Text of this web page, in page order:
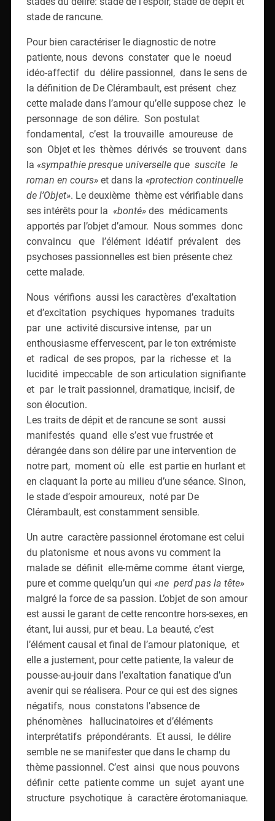
stade de rancune.
Pour bien caractériser le diagnostic de notre
patiente, nous devons constater que le noeud
idéo-affectif du délire passionnel, dans le sens de
la définition de De Clérambault, est présent chez
cette malade dans l’amour qu’elle suppose chez le
personnage de son délire. Son postulat
fondamental, c’est la trouvaille amoureuse de
son Objet et les thèmes dérivés se trouvent dans
la «sympathie presque universelle que suscite le
roman en cours»et dans la «protection continuelle
de l’Objet». Le deuxième thème est vérifiable dans
ses intérêts pour la «bonté»des médicaments
apportés par l’objet d’amour. Nous sommes donc
convaincu que l’élément idéatif prévalent des
psychoses passionnelles est bien présente chez
cette malade.
Nous vérifions aussi les caractères d’exaltation
et d’excitation psychiques hypomanes traduits
par une activité discursive intense, par un
enthousiasme effervescent, par le ton extrémiste
et radical de ses propos, par la richesse et la
lucidité impeccable de son articulation signifiante
et par le trait passionnel, dramatique, incisif, de
son élocution.
Les traits de dépit et de rancune se sont aussi
manifestés quand elle s’est vue frustrée et
dérangée dans son délire par une intervention de
notre part, moment où elle est partie en hurlant et
en claquant la porte au milieu d’une séance. Sinon,
le stade d’espoir amoureux, noté par De
Clérambault, est constamment sensible.
Un autre caractère passionnel érotomane est celui
du platonisme et nous avons vu comment la
malade se définit elle-même comme étant vierge,
pure et comme quelqu’un qui «ne perd pas la tête»
malgré la force de sa passion. L’objet de son amour
est aussi le garant de cette rencontre hors-sexes, en
étant, lui aussi, pur et beau. La beauté, c’est
l’élément causal et final de l’amour platonique, et
elle a justement, pour cette patiente, la valeur de
pousse-au-jouir dans l’exaltation fanatique d’un
avenir qui se réalisera. Pour ce qui est des signes
négatifs, nous constatons l’absence de
phénomènes hallucinatoires et d’éléments
interprétatifs prépondérants. Et aussi, le délire
semble ne se manifester que dans le champ du
thème passionnel. C’est ainsi que nous pouvons
définir cette patiente comme un sujet ayant une
structure psychotique à caractère érotomaniaque.